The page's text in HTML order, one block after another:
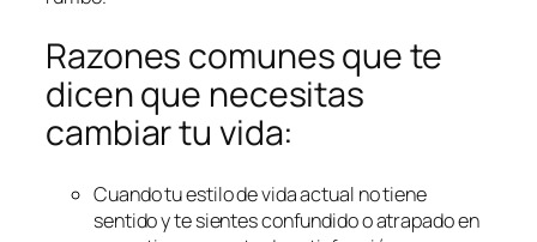
Razones comunes que te
dicen que necesitas
cambiar tu vida:
Cuando tu estilo de vida actual no tiene
sentido y te sientes confundido o atrapado en